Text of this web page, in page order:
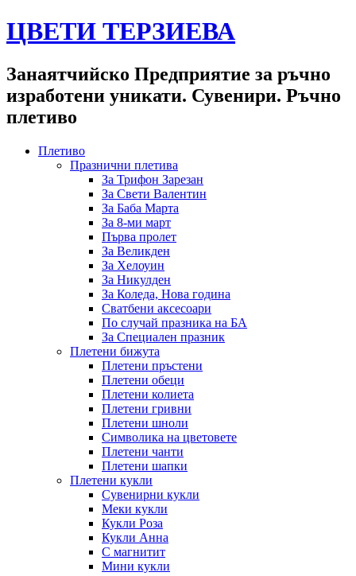
ЦВЕТИ ТЕРЗИЕВА
Занаятчийско Предприятие за ръчно
изработени уникати. Сувенири. Ръчно
плетиво
Плетиво
Празнични плетива
За Трифон Зарезан
За Свети Валентин
За Баба Марта
За 8-ми март
Първа пролет
За Великден
За Хелоуин
За Никулден
За Коледа, Нова година
Сватбени аксесоари
По случай празника на БА
За Специален празник
Плетени бижута
Плетени пръстени
Плетени обeци
Плетени колиета
Плетени гривни
Плетени шноли
Символика на цветовете
Плетени чанти
Плетени шапки
Плетени кукли
Сувенирни кукли
Меки кукли
Кукли Роза
Кукли Анна
С магнитит
Мини кукли